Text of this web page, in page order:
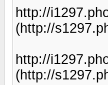
http://
(http://
http://
(http://